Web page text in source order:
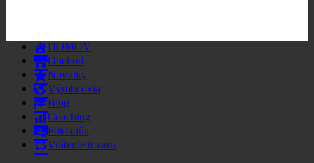
DOMOV
Obchod
Novinky
Výrobcovia
Blog
Coaching
Pokladňa
Vrátenie tovaru